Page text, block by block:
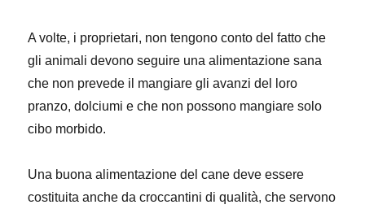
A volte, i proprietari, non tengono conto del fatto che
gli animali devono seguire una alimentazione sana
che non prevede il mangiare gli avanzi del loro
pranzo, dolciumi e che non possono mangiare solo
cibo morbido.
Una buona alimentazione del cane deve essere
costituita anche da croccantini di qualità, che servono